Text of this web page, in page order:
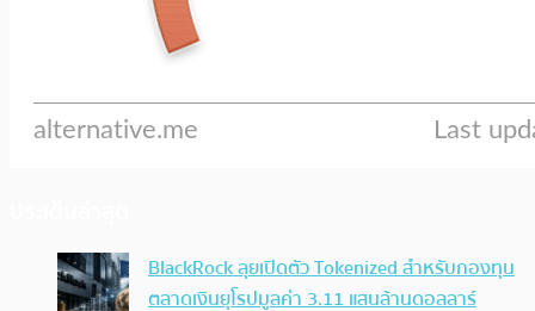
BlackRock ลุยเปิดตัว Tokenized สำหรับกองทุน
ตลาดเงินยุโรปมูลค่า 3.11 แสนล้านดอลลาร์